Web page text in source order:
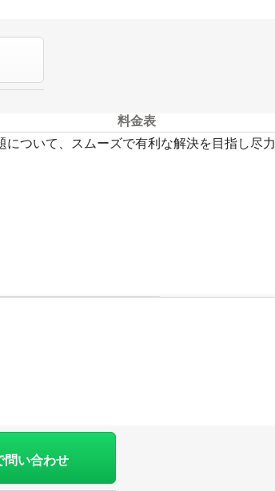
料金表
ついて、スムーズで有利な解決を目指し尽力
問い合わせ